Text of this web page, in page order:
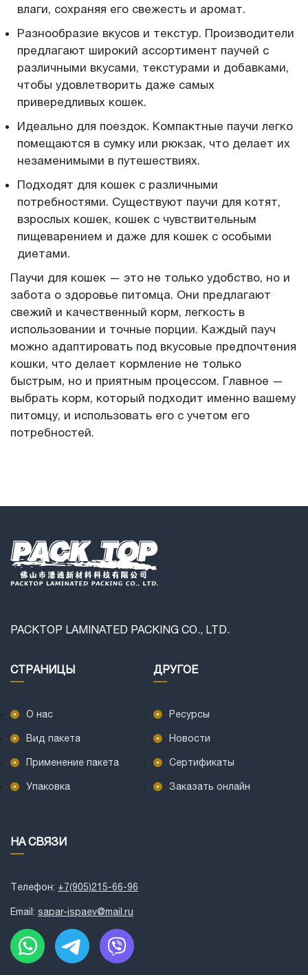
влаги, сохраняя его свежесть и аромат.
Разнообразие вкусов и текстур. Производители
предлагают широкий ассортимент паучей с
различными вкусами, текстурами и добавками,
чтобы удовлетворить даже самых
привередливых кошек.
Идеально для поездок. Компактные паучи легко
помещаются в сумку или рюкзак, что делает их
незаменимыми в путешествиях.
Подходят для кошек с различными
потребностями. Существуют паучи для котят,
взрослых кошек, кошек с чувствительным
пищеварением и даже для кошек с особыми
диетами.
Паучи для кошек — это не только удобство, но и
забота о здоровье питомца. Они предлагают
свежий и качественный корм, легкость в
использовании и точные порции. Каждый пауч
можно адаптировать под вкусовые предпочтения
кошки, что делает кормление не только
быстрым, но и приятным процессом. Главное —
выбрать корм, который подходит именно вашему
питомцу, и использовать его с учетом его
потребностей.
PACKTOP LAMINATED PACKING CO., LTD.
СТРАНИЦЫ
О нас
Вид пакета
Применение пакета
Упаковка
ДРУГОЕ
Ресурсы
Новости
Сертификаты
‎Заказать онлайн
НА СВЯЗИ
Телефон: +7(905)215-66-96
Email: sapar-ispaev@mail.ru